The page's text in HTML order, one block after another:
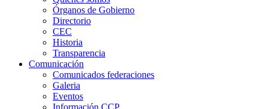
Órganos de Gobierno
Directorio
CEC
Historia
Transparencia
Comunicación
Comunicados federaciones
Galeria
Eventos
Información CCP